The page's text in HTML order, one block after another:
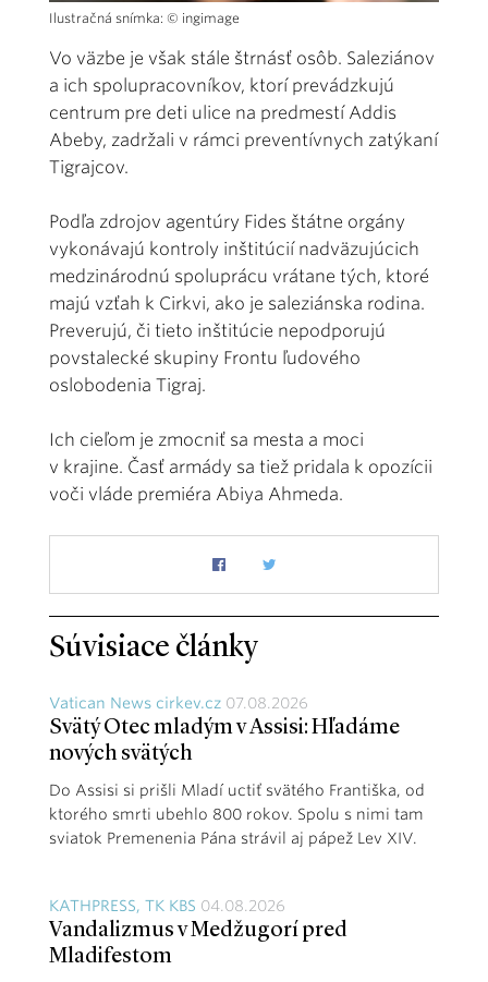
Ilustračná snímka: © ingimage
Vo väzbe je však stále štrnásť osôb. Saleziánov
a ich spolupracovníkov, ktorí prevádzkujú
centrum pre deti ulice na predmestí Addis
Abeby, zadržali v rámci preventívnych zatýkaní
Tigrajcov.
Podľa zdrojov agentúry Fides štátne orgány
vykonávajú kontroly inštitúcií nadväzujúcich
medzinárodnú spoluprácu vrátane tých, ktoré
majú vzťah k Cirkvi, ako je saleziánska rodina.
Preverujú, či tieto inštitúcie nepodporujú
povstalecké skupiny Frontu ľudového
oslobodenia Tigraj.
Ich cieľom je zmocniť sa mesta a moci
v krajine. Časť armády sa tiež pridala k opozícii
voči vláde premiéra Abiya Ahmeda.
Súvisiace články
Vatican News cirkev.cz 07.08.2026
Svätý Otec mladým v Assisi: Hľadáme
nových svätých
Do Assisi si prišli Mladí uctiť svätého Františka, od
ktorého smrti ubehlo 800 rokov. Spolu s nimi tam
sviatok Premenenia Pána strávil aj pápež Lev XIV.
KATHPRESS, TK KBS 04.08.2026
Vandalizmus v Medžugorí pred
Mladifestom